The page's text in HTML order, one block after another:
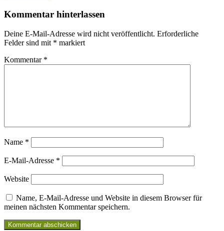
Kommentar hinterlassen
Deine E-Mail-Adresse wird nicht veröffentlicht. Erforderliche
Felder sind mit * markiert
Kommentar *
Name *
E-Mail-Adresse *
Website
Name, E-Mail-Adresse und Website in diesem Browser für
meinen nächsten Kommentar speichern.